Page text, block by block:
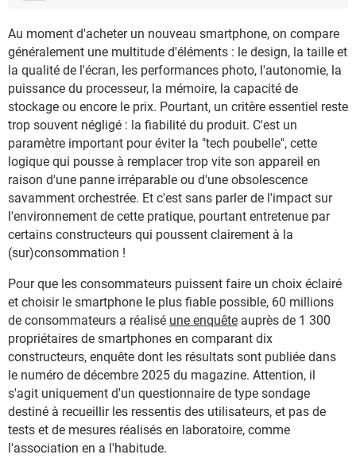
Au moment d'acheter un nouveau smartphone, on compare
généralement une multitude d'éléments : le design, la taille et
la qualité de l'écran, les performances photo, l'autonomie, la
puissance du processeur, la mémoire, la capacité de
stockage ou encore le prix. Pourtant, un critère essentiel reste
trop souvent négligé : la fiabilité du produit. C'est un
paramètre important pour éviter la "tech poubelle", cette
logique qui pousse à remplacer trop vite son appareil en
raison d'une panne irréparable ou d'une obsolescence
savamment orchestrée. Et c'est sans parler de l'impact sur
l'environnement de cette pratique, pourtant entretenue par
certains constructeurs qui poussent clairement à la
(sur)consommation !
Pour que les consommateurs puissent faire un choix éclairé
et choisir le smartphone le plus fiable possible, 60 millions
de consommateurs a réalisé une enquête auprès de 1 300
propriétaires de smartphones en comparant dix
constructeurs, enquête dont les résultats sont publiée dans
le numéro de décembre 2025 du magazine. Attention, il
s'agit uniquement d'un questionnaire de type sondage
destiné à recueillir les ressentis des utilisateurs, et pas de
tests et de mesures réalisés en laboratoire, comme
l'association en a l'habitude.